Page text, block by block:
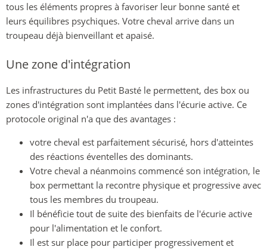
tous les éléments propres à favoriser leur bonne santé et
leurs équilibres psychiques. Votre cheval arrive dans un
troupeau déjà bienveillant et apaisé.
Une zone d'intégration
Les infrastructures du Petit Basté le permettent, des box ou
zones d'intégration sont implantées dans l'écurie active. Ce
protocole original n'a que des avantages :
votre cheval est parfaitement sécurisé, hors d'atteintes
des réactions éventelles des dominants.
Votre cheval a néanmoins commencé son intégration, le
box permettant la recontre physique et progressive avec
tous les membres du troupeau.
Il bénéficie tout de suite des bienfaits de l'écurie active
pour l'alimentation et le confort.
Il est sur place pour participer progressivement et